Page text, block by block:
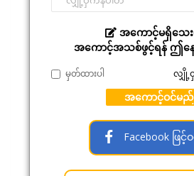
အကောင့်မရှိသေး
အကောင့်အသစ်ဖွင့်ရန် ဤနေ
မှတ်ထားပါ လျှို့ဝှ
အကောင့်ဝင်မည်
Facebook ဖြ